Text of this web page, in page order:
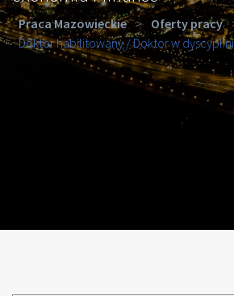
Praca Mazowieckie > Oferty pracy
Doktor habilitowany / Doktor w